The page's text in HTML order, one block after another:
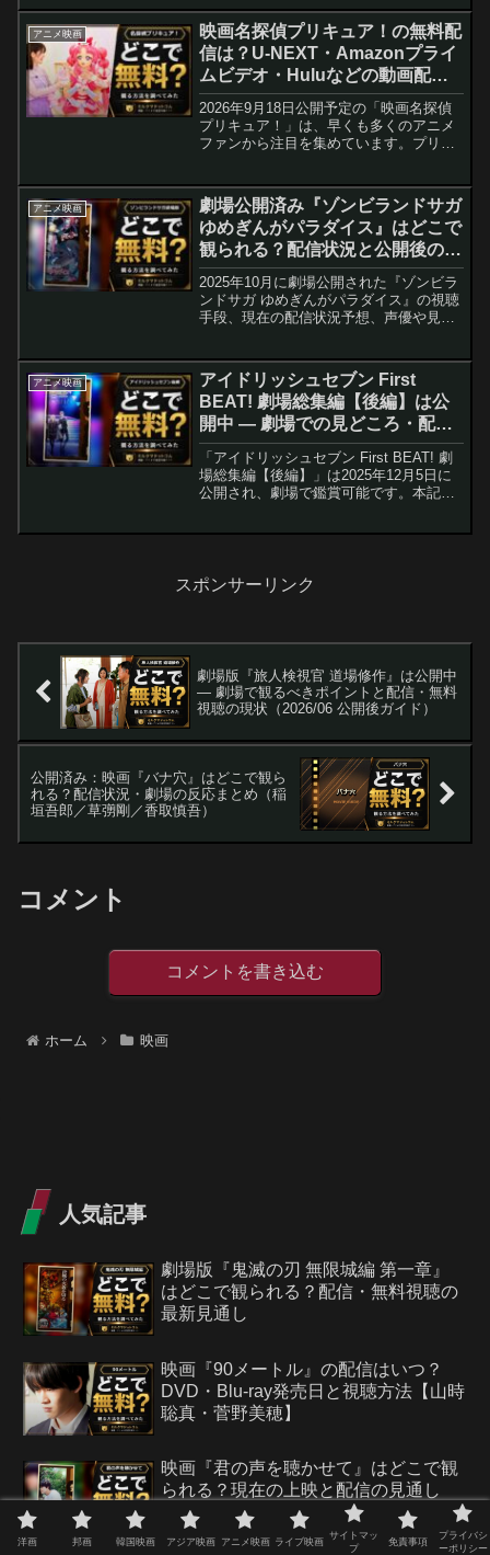
わかります。
アニメ映画
映画名探偵プリキュア！の無料配
信は？U-NEXT・Amazonプライ
ムビデオ・Huluなどの動画配信
サブスクサービスを調査【本名陽
子・ゆかな・田中理恵】
2026年9月18日公開予定の「映画名探偵
プリキュア！」は、早くも多くのアニメ
ファンから注目を集めています。プリキ
紡ぎ出すのか、期待に胸を膨らませてい
る方も多いのではな...
アニメ映画
劇場公開済み『ゾンビランドサガ
ゆめぎんがパラダイス』はどこで
観られる？配信状況と公開後の現
状まとめ
2025年10月に劇場公開された『ゾンビラ
ンドサガ ゆめぎんがパラダイス』の視聴
手段、現在の配信状況予想、声優や見ど
めの最新ガイド。
アニメ映画
アイドリッシュセブン First
BEAT! 劇場総集編【後編】は公
開中 — 劇場での見どころ・配信
状況と観客の反応まとめ
「アイドリッシュセブン First BEAT! 劇
場総集編【後編】」は2025年12月5日に
公開され、劇場で鑑賞可能です。本記事
す。[RRWKEEP0]などの保護要素は記事
内にそのまま掲載しています。
スポンサーリンク
劇場版『旅人検視官 道場修作』は公開中
— 劇場で観るべきポイントと配信・無料
視聴の現状（2026/06 公開後ガイド）
公開済み：映画『バナ穴』はどこで観ら
れる？配信状況・劇場の反応まとめ（稲
垣吾郎／草彅剛／香取慎吾）
コメント
コメントを書き込む
ホーム 映画
人気記事
劇場版『鬼滅の刃 無限城編 第一章』
はどこで観られる？配信・無料視聴の
最新見通し
映画『90メートル』の配信はいつ？
DVD・Blu-ray発売日と視聴方法【山時
聡真・菅野美穂】
映画『君の声を聴かせて』はどこで観
られる？現在の上映と配信の見通し
洋画 邦画 韓国映画 アジア映画 アニメ映画 ライブ映画
サイトマッ
プ
免責事項
プライバシ
ーポリシー